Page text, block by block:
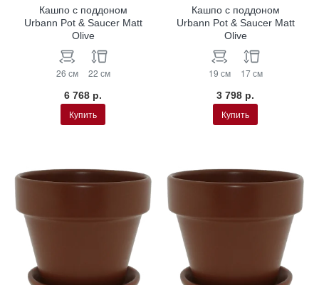
Кашпо с поддоном
Urbann Pot & Saucer Matt
Olive
26 см 22 см
6 768 р.
Купить
Кашпо с поддоном
Urbann Pot & Saucer Matt
Olive
19 см 17 см
3 798 р.
Купить